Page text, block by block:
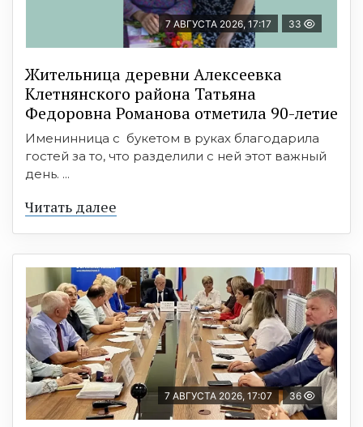
7 АВГУСТА 2026, 17:17 33
Жительница деревни Алексеевка
Клетнянского района Татьяна
Федоровна Романова отметила 90-летие
Именинница с букетом в руках благодарила
гостей за то, что разделили с ней этот важный
день. ...
Читать далее
7 АВГУСТА 2026, 17:07 36